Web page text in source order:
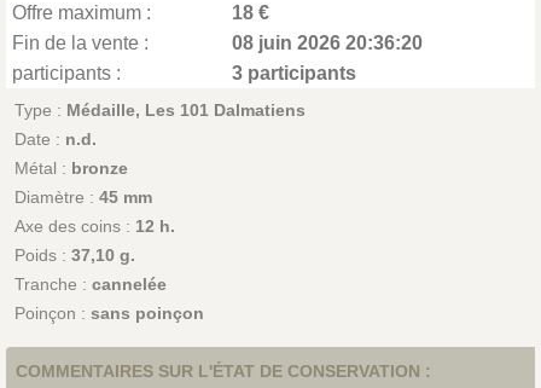
Offre maximum :
18 €
Fin de la vente :
08 juin 2026 20:36:20
participants :
3 participants
Type : Médaille, Les 101 Dalmatiens
Date : n.d.
Métal : bronze
Diamètre : 45 mm
Axe des coins : 12 h.
Poids : 37,10 g.
Tranche : cannelée
Poinçon : sans poinçon
COMMENTAIRES SUR L'ÉTAT DE CONSERVATION :